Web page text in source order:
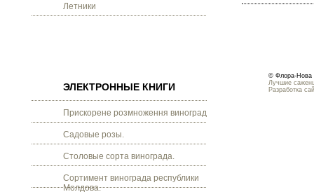
Летники
ЭЛЕКТРОННЫЕ КНИГИ
Прискорене розмноження винограду.
Садовые розы.
Столовые сорта винограда.
Сортимент винограда республики
Молдова.
© Флора-Нова
Лучшие
Разработка